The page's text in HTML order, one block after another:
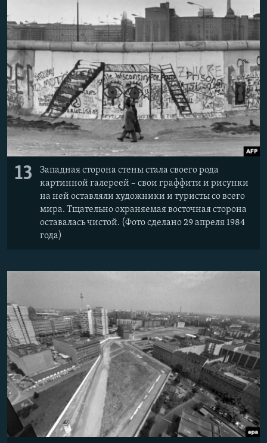
13
Западная сторона стены стала своего рода
картинной галереей – свои граффити и рисунки
на ней оставляли художники и туристы со всего
мира. Тщательно охраняемая восточная сторона
оставалась чистой. (Фото сделано 29 апреля 1984
года)